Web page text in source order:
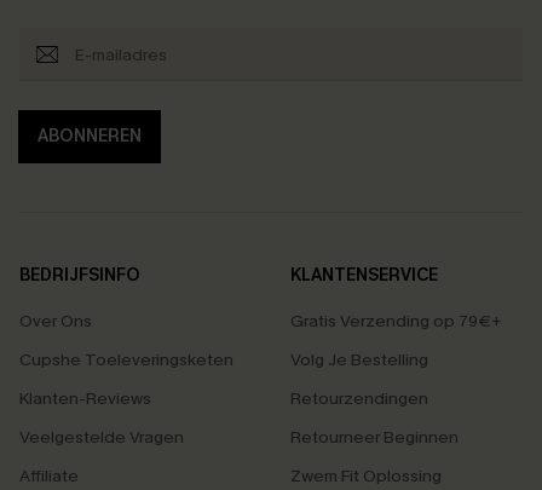
ABONNEREN
BEDRIJFSINFO
Over Ons
Cupshe Toeleveringsketen
Klanten-Reviews
Veelgestelde Vragen
Affiliate
KLANTENSERVICE
Gratis Verzending op 79€+
Volg Je Bestelling
Retourzendingen
Retourneer Beginnen
Zwem Fit Oplossing